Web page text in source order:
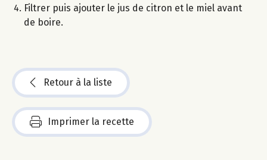
Filtrer puis ajouter le jus de citron et le miel avant
de boire.
Retour à la liste
Imprimer la recette